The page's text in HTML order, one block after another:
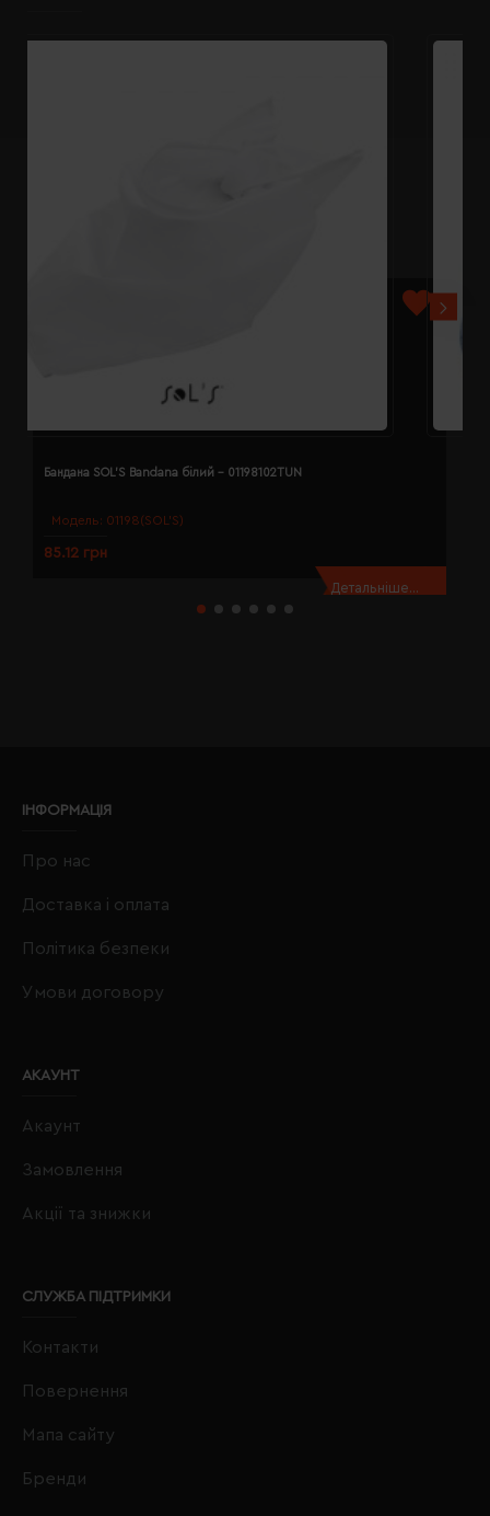
Модель: 01198(SOL’S)
Бандана SOL'S Bandana білий - 01198102TUN
85.12 грн
Детальніше...
ІНФОРМАЦІЯ
Про нас
Доставка і оплата
Політика безпеки
Умови договору
АКАУНТ
Акаунт
Замовлення
Акції та знижки
СЛУЖБА ПІДТРИМКИ
Контакти
Повернення
Мапа сайту
Бренди